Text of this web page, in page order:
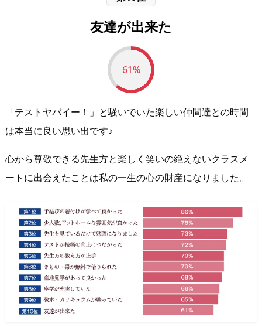
友達が出来た
61%
「テストヤバイー！」と騒いでいた楽しい仲間達との時間
は本当に良い思い出です♪
心から尊敬できる先生方と楽しく笑いの絶えないクラスメ
ートに出会えたことは私の一生の心の財産になりました。